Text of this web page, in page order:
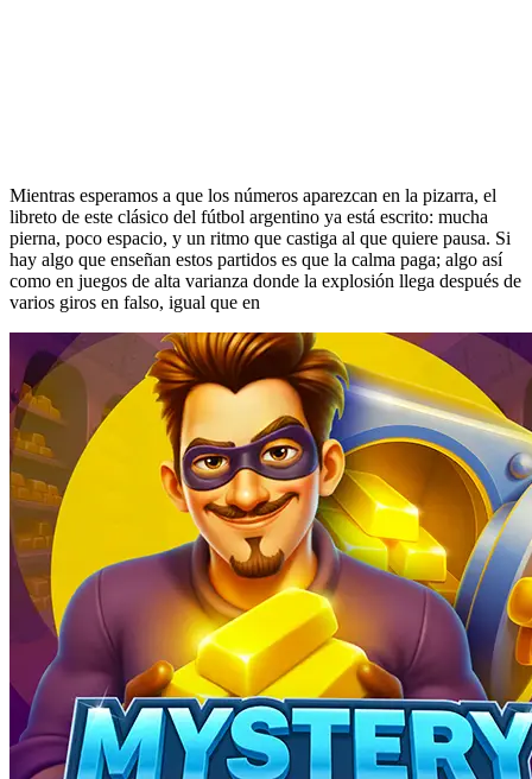
Mientras esperamos a que los números aparezcan en la pizarra, el
libreto de este clásico del fútbol argentino ya está escrito: mucha
pierna, poco espacio, y un ritmo que castiga al que quiere pausa. Si
hay algo que enseñan estos partidos es que la calma paga; algo así
como en juegos de alta varianza donde la explosión llega después de
varios giros en falso, igual que en